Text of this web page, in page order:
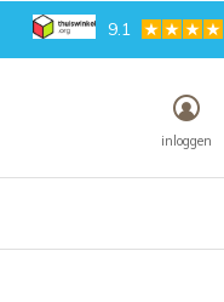
inloggen
9.1